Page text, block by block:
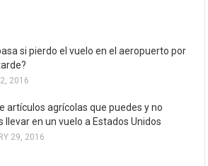
si pierdo el vuelo en el aeropuerto por
2016
artículos agrícolas que puedes y no
llevar en un vuelo a Estados Unidos
29, 2016